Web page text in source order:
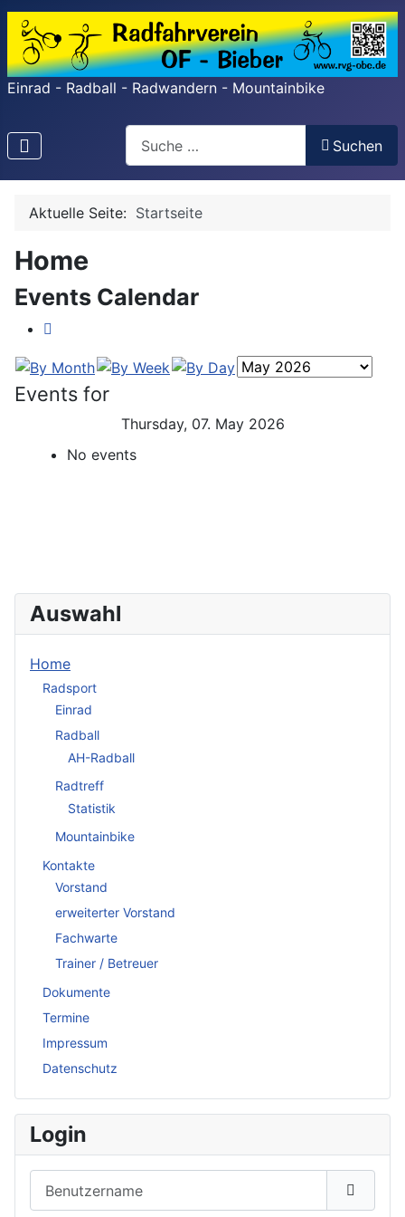
Einrad - Radball - Radwandern - Mountainbike
Search
Type 2 or more characters for results.
Suchen
Aktuelle Seite: Startseite
Home
Events Calendar
Events for
Thursday, 07. May 2026
No events
Auswahl
Home
Radsport
Einrad
Radball
AH-Radball
Radtreff
Statistik
Mountainbike
Kontakte
Vorstand
erweiterter Vorstand
Fachwarte
Trainer / Betreuer
Dokumente
Termine
Impressum
Datenschutz
Login